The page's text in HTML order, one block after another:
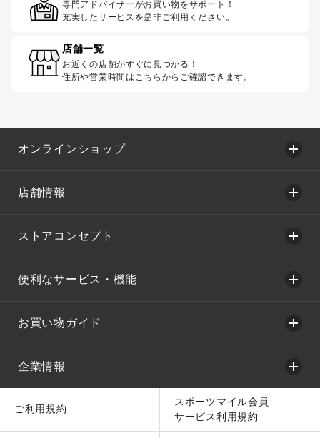
専門アドバイザーがお買い物をサポート！
充実したサービスを是非ご利用ください。
店舗一覧
お近くの店舗がすぐに見つかる！
住所や営業時間はこちらからご確認できます。
オンラインショップ
店舗情報
ストアコンセプト
便利なサービス・機能
お買い物ガイド
企業情報
ご利用規約
スポーツマイル会員
サービス利用規約